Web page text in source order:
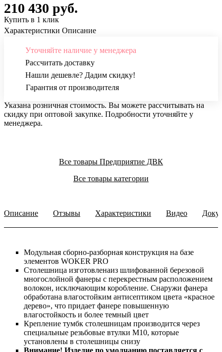
210 430 руб.
Купить в 1 клик
Характеристики Описание
Уточняйте наличие у менеджера
Рассчитать доставку
Нашли дешевле? Дадим скидку!
Гарантия от производителя
Указана розничная стоимость. Вы можете рассчитывать на
скидку при оптовой закупке. Подробности уточняйте у
менеджера.
Все товары Предприятие ДВК
Все товары категории
Описание Отзывы Характеристики Видео
Модульная сборно-разборная конструкция на базе
элементов WOKER PRO
Столешница изготовленаиз шлифованной березовой
многослойной фанеры с перекрестным расположением
волокон, исключающим коробление. Снаружи фанера
обработана влагостойким антисептиком цвета «красное
дерево», что придает фанере повышенную
влагостойкость и более темный цвет
Крепление тумбк столешницам производится через
специальные резьбовые втулки М10, которые
установлены в столешницы снизу